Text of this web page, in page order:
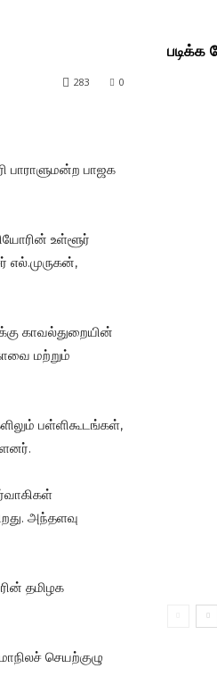
0
283
பாராளுமன்ற பாஜக
உள்ளூர்
எல்.முருகன்,
காவல்துறையின்
மற்றும்
பள்ளிகூடங்கள்,
அந்தளவு
தமிழக
செயற்குழு
படிக்க